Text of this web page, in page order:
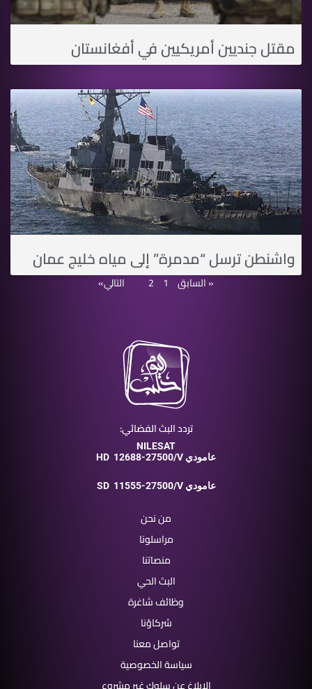
مقتل جنديين أمريكيين في أفغانستان
واشنطن ترسل “مدمرة” إلى مياه خليج عمان
« السابق 1
2 التالي»
تردد البث الفضائي:
NILESAT
HD
12688-27500/V عامودي
SD 11555-27500/V عامودي
من نحن
مراسلونا
منصاتنا
البث الحي
وظائف شاغرة
شركاؤنا
تواصل معنا
سياسة الخصوصية